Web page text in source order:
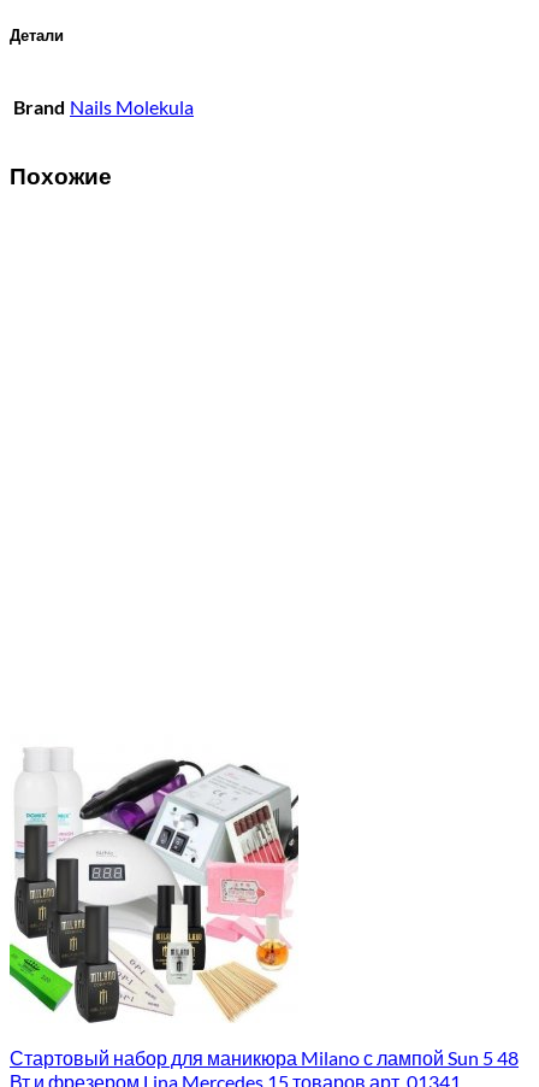
Детали
Brand Nails Molekula
Похожие
Стартовый набор для маникюра Milano с лампой Sun 5 48
Вт и фрезером Lina Mercedes 15 товаров арт. 01341